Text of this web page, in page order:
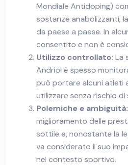
Mondiale Antidoping)
sostanze anabolizzanti,
da paese a paese. In
consentito e non è
Utilizzo controllato: La
Andriol è spesso
può portare alcuni atleti
utilizzare senza rischio di
Polemiche e ambiguità:
miglioramento delle
sottile e, nonostante la
va considerato il suo
nel contesto sportivo.